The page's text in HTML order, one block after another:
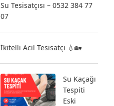
Su Tesisatçısı – 0532 384 77
07
İkitelli Acil Tesisatçı 💧🏡
Su Kaçağı
Tespiti
Eski